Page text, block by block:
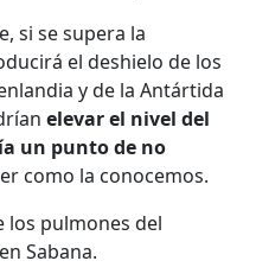
si se supera la
el deshielo de los
y de la Antártida
elevar el nivel del
un punto de no
como la conocemos.
los pulmones del
Sabana.